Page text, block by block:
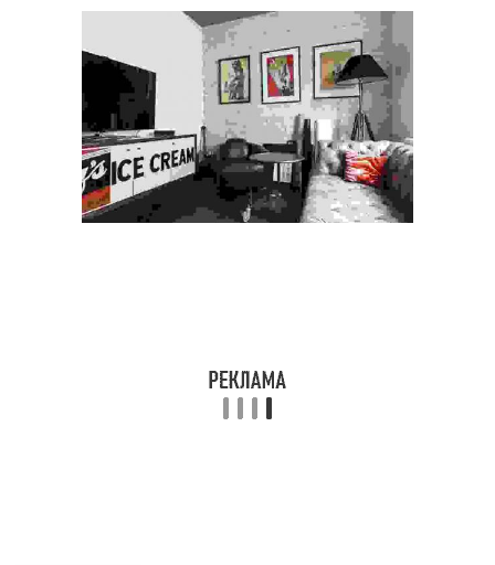
Кирпичики в интерьере
Кирпич из гипсовой
штукатурки
Штукатурки под кирпич Камень в интерьере